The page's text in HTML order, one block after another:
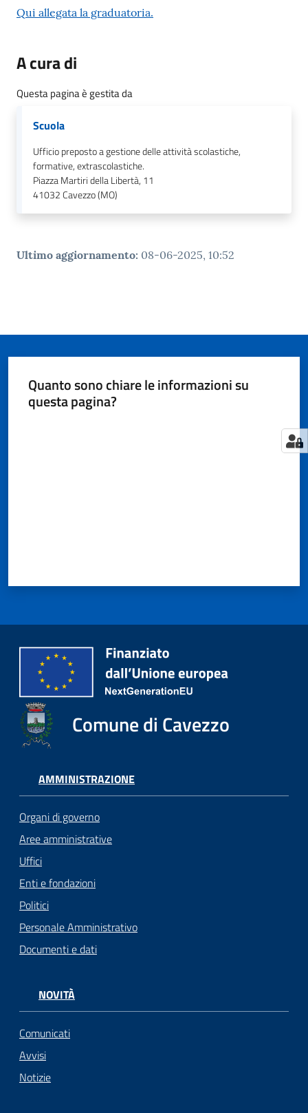
Qui allegata la graduatoria.
A cura di
Questa pagina è gestita da
Scuola
Ufficio preposto a gestione delle attività scolastiche,
formative, extrascolastiche.
Piazza Martiri della Libertà, 11
41032Cavezzo (MO)
Ultimo aggiornamento: 08-06-2025, 10:52
Quanto sono chiare le informazioni su
questa pagina?
Comune di Cavezzo
AMMINISTRAZIONE
Organi di governo
Aree amministrative
Uffici
Enti e fondazioni
Politici
Personale Amministrativo
Documenti e dati
NOVITÀ
Comunicati
Avvisi
Notizie